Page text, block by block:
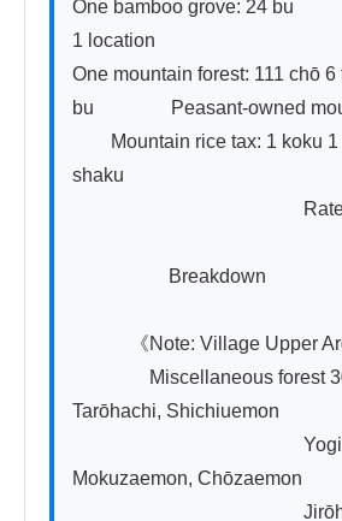
One bamboo
1 location
One mountain forest: 111 chō 6
bu　　　　Peasant-owned
Mountain rice tax: 1 koku 1
shaku
Rate: 1 gō
Breakdown
《Note: Village Upper
Miscellaneous forest 30
Tarōhachi, Shichiuemon
Mokuzaemon, Chōzaemon